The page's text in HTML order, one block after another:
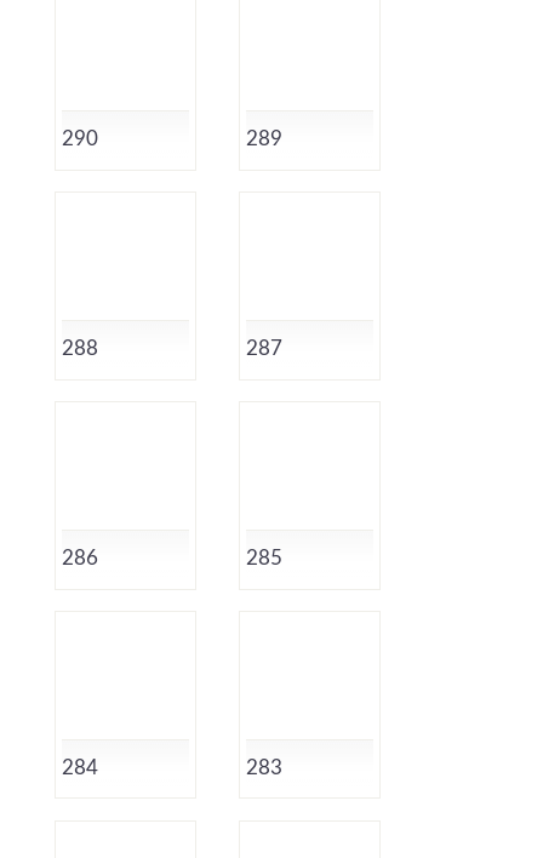
290 289
288 287
286 285
284 283